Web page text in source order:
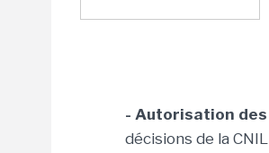
- Autorisation
décisions de la